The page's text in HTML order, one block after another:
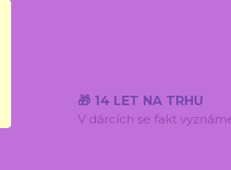
🎁 14 LET NA TRHU
V dárcích se fakt